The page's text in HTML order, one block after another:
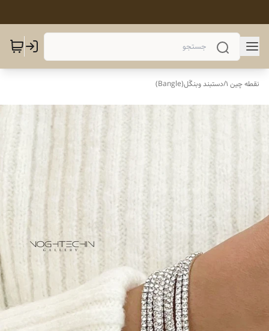
نقطه چین 1 /دستبند وبنگَل(Bangle)